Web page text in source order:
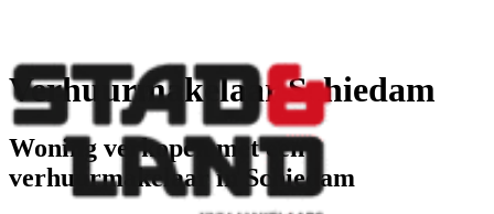
Verhuurmakelaar Schiedam
Woning verkopen met een
verhuurmakelaar in Schiedam